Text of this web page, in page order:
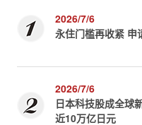
2026/7/6
永住门槛再收紧 申
2026/7/6
日本科技股成全球
近10万亿日元